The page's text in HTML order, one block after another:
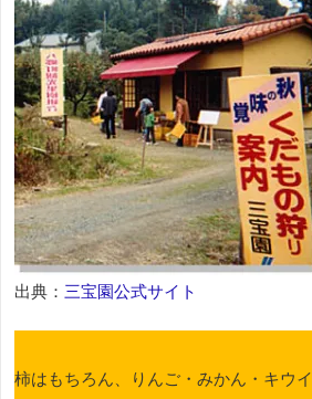
出典： 三宝園公式サイト
柿はもちろん、りんご・みかん・キウ